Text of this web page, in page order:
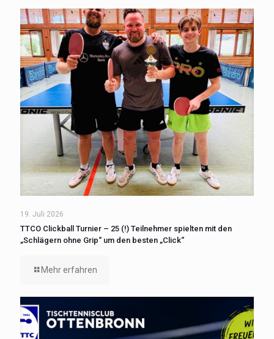
19. Juli 2026
TTCO Clickball Turnier – 25 (!) Teilnehmer spielten mit den
„Schlägern ohne Grip“ um den besten „Click“
Mehr erfahren